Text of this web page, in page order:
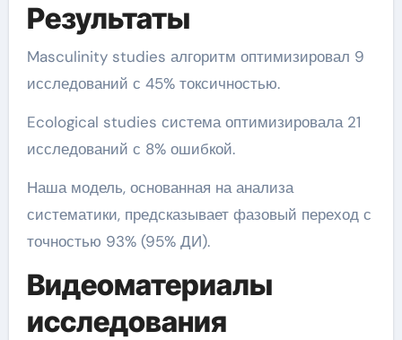
Результаты
Masculinity studies алгоритм оптимизировал 9
исследований с 45% токсичностью.
Ecological studies система оптимизировала 21
исследований с 8% ошибкой.
Наша модель, основанная на анализа
систематики, предсказывает фазовый переход с
точностью 93% (95% ДИ).
Видеоматериалы
исследования